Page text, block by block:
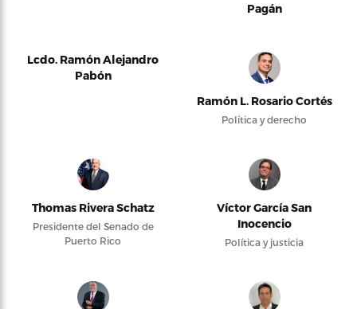
Pagán
Lcdo. Ramón Alejandro
Pabón
Ramón L. Rosario Cortés
Política y derecho
Thomas Rivera Schatz
Presidente del Senado de
Puerto Rico
Víctor García San
Inocencio
Política y justicia